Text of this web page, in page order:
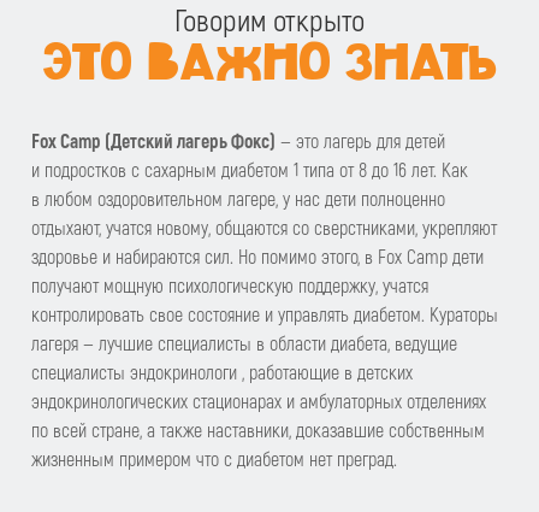
Говорим открыто
ЭТО ВАЖНО ЗНАТЬ
Fox Camp (Детский лагерь Фокс) — это лагерь для детей
и подростков с сахарным диабетом 1 типа от 8 до 16 лет. Как
в любом оздоровительном лагере, у нас дети полноценно
отдыхают, учатся новому, общаются со сверстниками, укрепляют
здоровье и набираются сил. Но помимо этого, в Fox Camp дети
получают мощную психологическую поддержку, учатся
контролировать свое состояние и управлять диабетом. Кураторы
лагеря — лучшие специалисты в области диабета, ведущие
специалисты эндокринологи , работающие в детских
эндокринологических стационарах и амбулаторных отделениях
по всей стране, а также наставники, доказавшие собственным
жизненным примером что с диабетом нет преград.